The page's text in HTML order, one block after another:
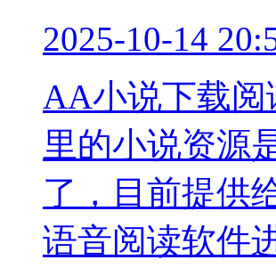
2025-10-14
AA小说下载
里的小说资源
了，目前提供
语音阅读软件